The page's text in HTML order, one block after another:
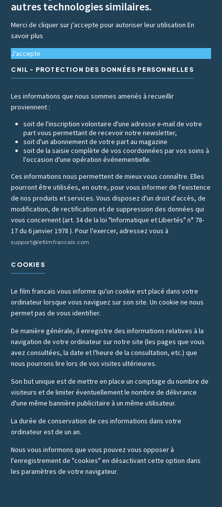
autres technologies similaires.
Merci de cliquer sur j'accepte pour autoriser leur utilisationEn
savoir plus
J'accepte
CNIL - PROTECTION DES DONNÉES PERSONNELLES
Les informations que nous sommes amenés à recueillir
proviennent :
soit de l'inscription volontaire d'une adresse e-mail de votre
part vous permettant de recevoir notre newsletter,
soit d'un abonnement de votre part au magazine
soit de la saisie complète de vos coordonnées par vos soins à
l'occasion d'une opération événementielle.
Ces informations nous permettent de mieux vous connaître. Elles
pourront être utilisées, en outre, pour vous informer de l'existence
de nos produits et services. Vous disposez d'un droit d'accès, de
modification, de rectification et de suppression des données qui
vous concernent (art. 34 de la loi "Informatique et Libertés" n° 78-
17 du 6 janvier 1978 ). Pour l'exercer, adressez vous à
support@lefilmfrancais.com
COOKIES
Le film francais vous informe qu'un cookie est placé dans votre
ordinateur lorsque vous naviguez sur son site. Un cookie ne nous
permet pas de vous identifier.
De manière générale, il enregistre des informations relatives à la
navigation de votre ordinateur sur notre site (les pages que vous
avez consultées, la date et l'heure de la consultation, etc.) que
nous pourrons lire lors de vos visites ultérieures.
Son but unique est de mettre en place un comptage du nombre de
visiteurs et de limiter éventuellement le nombre de délivrance
d'une même bannière publicitaire à un même utilisateur.
La durée de conservation de ces informations dans votre
ordinateur est de un an.
Nous vous informons que vous pouvez vous opposer à
l'enregistrement de "cookies" en désactivant cette option dans
les paramètres de votre navigateur.